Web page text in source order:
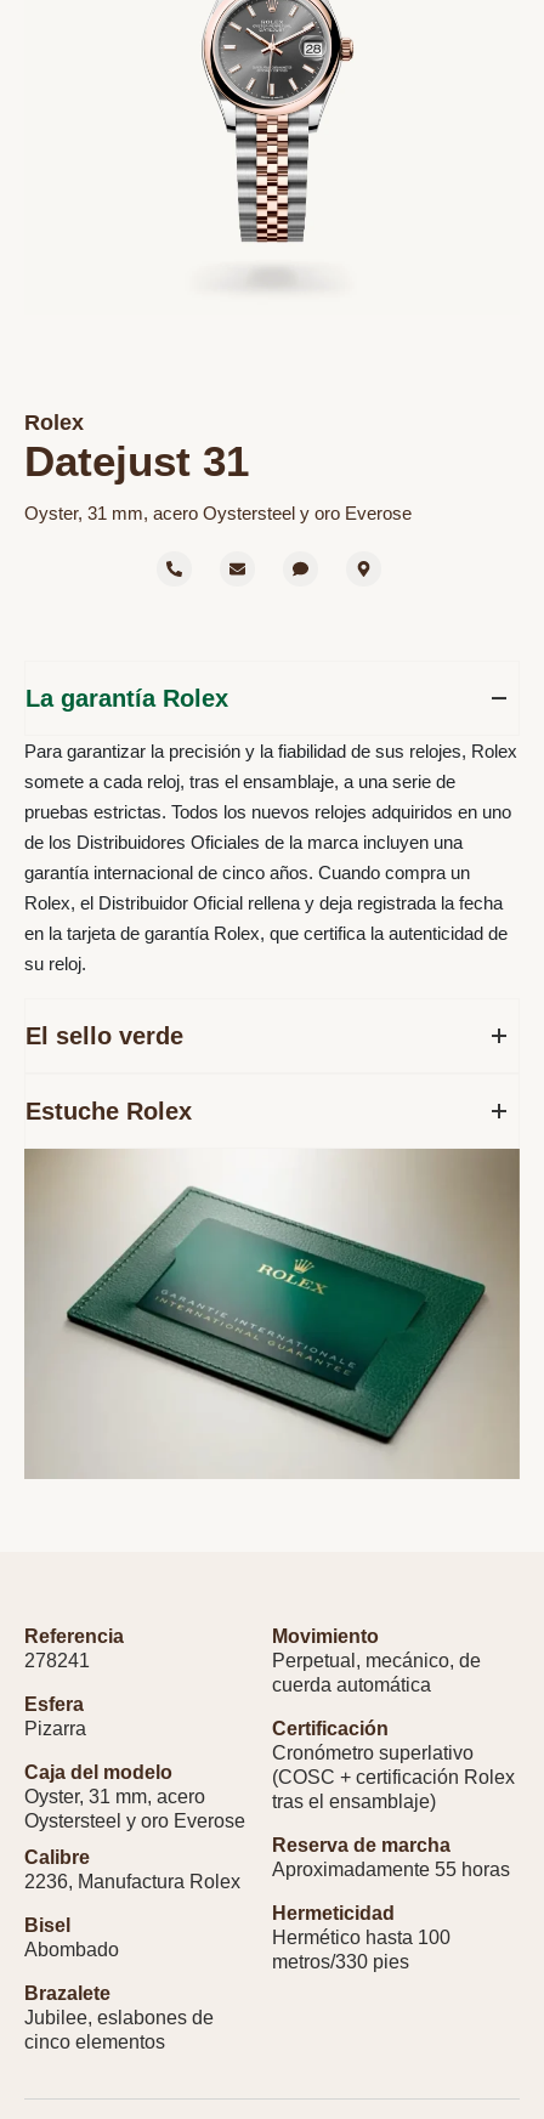
Rolex
Datejust 31
Oyster, 31 mm, acero Oystersteel y oro Everose
La garantía Rolex
Para garantizar la precisión y la fiabilidad de sus relojes, Rolex
somete a cada reloj, tras el ensamblaje, a una serie de
pruebas estrictas. Todos los nuevos relojes adquiridos en uno
de los Distribuidores Oficiales de la marca incluyen una
garantía internacional de cinco años. Cuando compra un
Rolex, el Distribuidor Oficial rellena y deja registrada la fecha
en la tarjeta de garantía Rolex, que certifica la autenticidad de
su reloj.
El sello verde
Estuche Rolex
Referencia
278241
Esfera
Pizarra
Caja del modelo
Oyster, 31 mm, acero
Oystersteel y oro Everose
Calibre
2236, Manufactura Rolex
Bisel
Abombado
Brazalete
Jubilee, eslabones de
cinco elementos
Movimiento
Perpetual, mecánico, de
cuerda automática
Certificación
Cronómetro superlativo
(COSC + certificación Rolex
tras el ensamblaje)
Reserva de marcha
Aproximadamente 55 horas
Hermeticidad
Hermético hasta 100
metros/330 pies